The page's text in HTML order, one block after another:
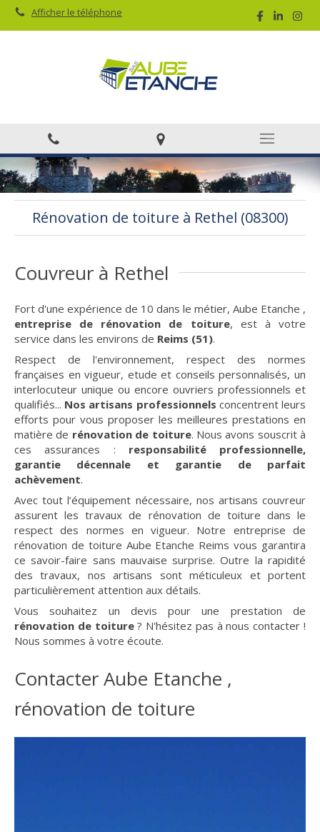
Afficher le téléphone
Rénovation de toiture à Rethel (08300)
Couvreur à Rethel
Fort d'une expérience de 10 dans le métier, Aube Etanche ,
entreprise de rénovation de toiture, est à votre
service dans les environs de Reims (51).
Respect de l'environnement, respect des normes
françaises en vigueur, etude et conseils personnalisés, un
interlocuteur unique ou encore ouvriers professionnels et
qualifiés... Nos artisans professionnels concentrent leurs
efforts pour vous proposer les meilleures prestations en
matière de rénovation de toiture. Nous avons souscrit à
ces assurances : responsabilité professionnelle,
garantie décennale et garantie de parfait
achèvement.
Avec tout l’équipement nécessaire, nos artisans couvreur
assurent les travaux de rénovation de toiture dans le
respect des normes en vigueur. Notre entreprise de
rénovation de toiture Aube Etanche Reims vous garantira
ce savoir-faire sans mauvaise surprise. Outre la rapidité
des travaux, nos artisans sont méticuleux et portent
particulièrement attention aux détails.
Vous souhaitez un devis pour une prestation de
rénovation de toiture? N'hésitez pas à nous contacter !
Nous sommes à votre écoute.
Contacter Aube Etanche ,
rénovation de toiture